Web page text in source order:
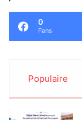
0
Fans
Populaire